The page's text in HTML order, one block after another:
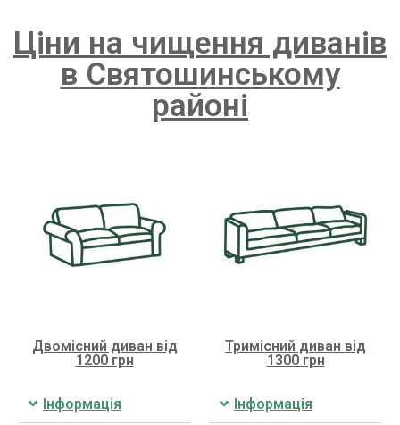
Ціни на чищення диванів
в Святошинському
районі
Двомісний диван від
1200 грн
Інформація
Тримісний диван від
1300 грн
Інформація